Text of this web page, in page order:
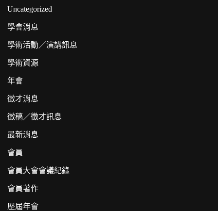
Uncategorized
學會消息
學術活動／演講訊息
學術資源
年會
徵才消息
徵稿／徵才訊息
最新消息
會員
會員大會會議紀錄
會員著作
歷屆年會